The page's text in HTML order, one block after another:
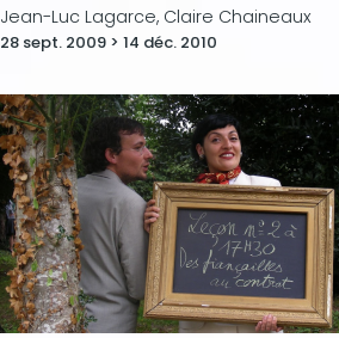
Jean-Luc Lagarce, Claire Chaineaux
28 sept. 2009 > 14 déc. 2010